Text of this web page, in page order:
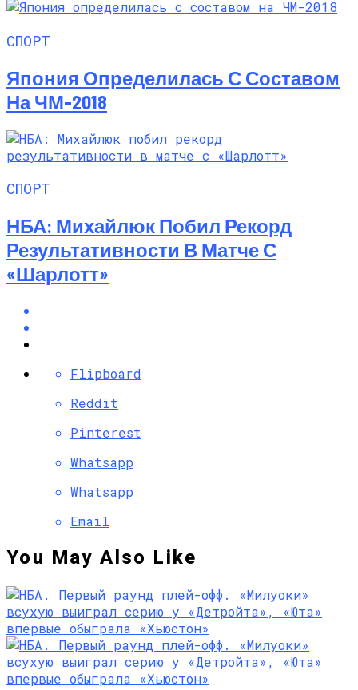
СПОРТ
Япония Определилась С Составом
На ЧМ-2018
СПОРТ
НБА: Михайлюк Побил Рекорд
Результативности В Матче С
«Шарлотт»
Flipboard
Reddit
Pinterest
Whatsapp
Whatsapp
Email
You May Also Like